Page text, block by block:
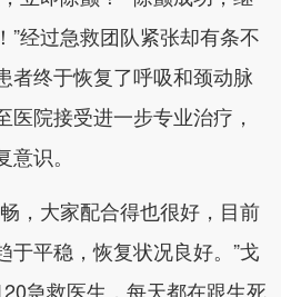
”经过急救团队紧张却有条不
者终于恢复了呼吸和颈动脉
院接受进一步专业治疗，
识。
大家配合得也很好，目前
于平稳，恢复状况良好。”戈
急救医生，每天都在跟生死